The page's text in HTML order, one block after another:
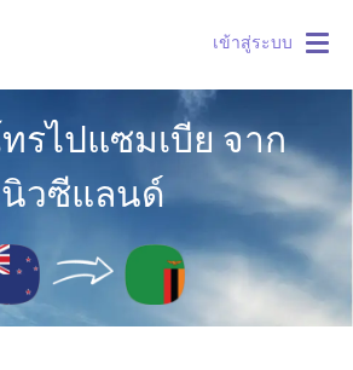
เข้าสู่ระบบ
รไปแซมเบีย จาก
นิวซีแลนด์